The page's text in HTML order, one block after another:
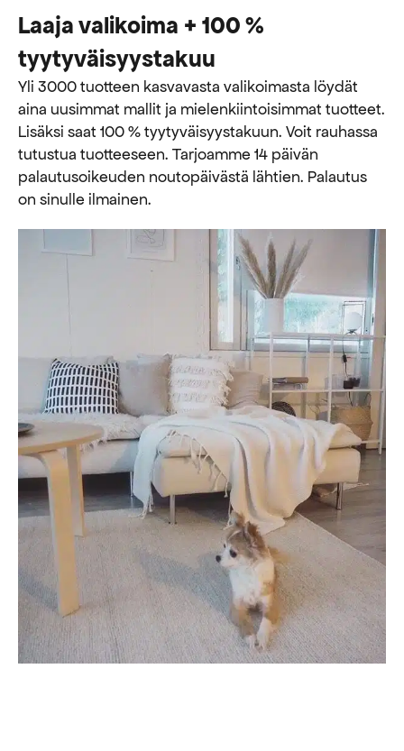
Laaja valikoima + 100 %
tyytyväisyystakuu
Yli 3000 tuotteen kasvavasta valikoimasta löydät
aina uusimmat mallit ja mielenkiintoisimmat tuotteet.
Lisäksi saat 100 % tyytyväisyystakuun. Voit rauhassa
tutustua tuotteeseen. Tarjoamme 14 päivän
palautusoikeuden noutopäivästä lähtien. Palautus
on sinulle ilmainen.